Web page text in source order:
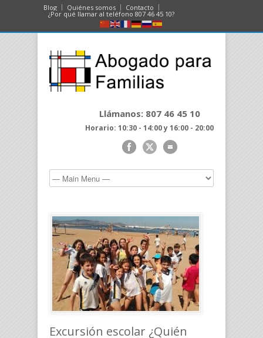
Blog Quiénes somos Contacto
¿Por qué llamar al teléfono 807 46 45 10?
Llámanos: 807 46 45 10
Horario: 10:30 - 14:00 y 16:00 - 20:00
Excursión escolar ¿Quién